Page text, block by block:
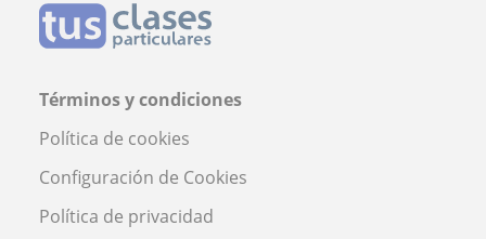
Términos y condiciones
Política de cookies
Configuración de Cookies
Política de privacidad